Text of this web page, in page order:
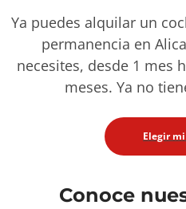
Ya puedes alquilar un
permanencia en
necesites, desde 1 mes
meses. Ya no
Elegir
Conoce